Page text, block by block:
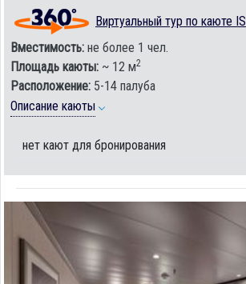
Виртуальный тур по каюте IS
Вместимость: не более 1 чел.
Площадь каюты: ~ 12 м2
Расположение: 5-14 палуба
Описание каюты
нет кают для бронирования